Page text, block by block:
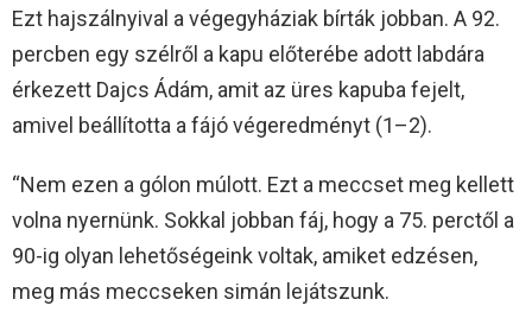
Ezt hajszálnyival a végegyháziak bírták jobban. A 92.
percben egy szélről a kapu előterébe adott labdára
érkezett Dajcs Ádám, amit az üres kapuba fejelt,
amivel beállította a fájó végeredményt (1–2).
“Nem ezen a gólon múlott. Ezt a meccset meg kellett
volna nyernünk. Sokkal jobban fáj, hogy a 75. perctől a
90-ig olyan lehetőségeink voltak, amiket edzésen,
meg más meccseken simán lejátszunk.